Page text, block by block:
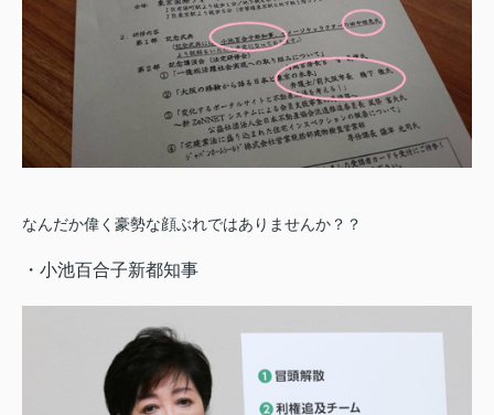
なんだか偉く豪勢な顔ぶれではありませんか？？
・小池百合子新都知事